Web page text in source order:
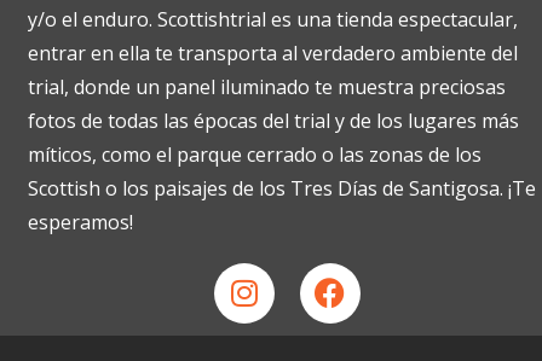
y/o el enduro. Scottishtrial es una tienda espectacular,
entrar en ella te transporta al verdadero ambiente del
trial, donde un panel iluminado te muestra preciosas
fotos de todas las épocas del trial y de los lugares más
míticos, como el parque cerrado o las zonas de los
Scottish o los paisajes de los Tres Días de Santigosa. ¡Te
esperamos!